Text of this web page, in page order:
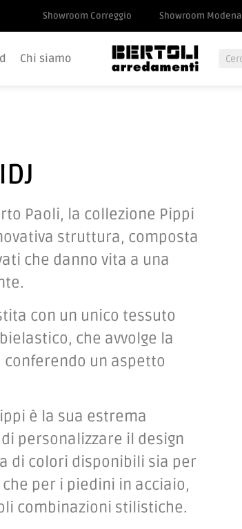
Showroom Correggio Showroom Modena
Chi siamo
Paoli, la collezione Pippi
struttura, composta
che danno vita a una
con un unico tessuto
che avvolge la
un aspetto
è la sua estrema
personalizzare il design
di colori disponibili sia per
per i piedini in acciaio,
combinazioni stilistiche.